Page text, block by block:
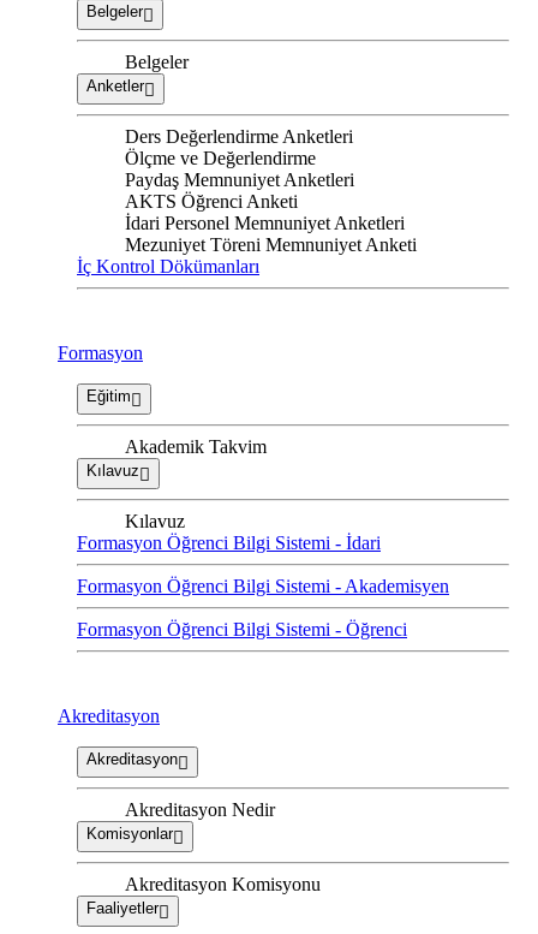
Belgeler
Belgeler
Anketler
Ders Değerlendirme Anketleri
Ölçme ve Değerlendirme
Paydaş Memnuniyet Anketleri
AKTS Öğrenci Anketi
İdari Personel Memnuniyet Anketleri
Mezuniyet Töreni Memnuniyet Anketi
İç Kontrol Dökümanları
Formasyon
Eğitim
Akademik Takvim
Kılavuz
Kılavuz
Formasyon Öğrenci Bilgi Sistemi - İdari
Formasyon Öğrenci Bilgi Sistemi - Akademisyen
Formasyon Öğrenci Bilgi Sistemi - Öğrenci
Akreditasyon
Akreditasyon
Akreditasyon Nedir
Komisyonlar
Akreditasyon Komisyonu
Faaliyetler